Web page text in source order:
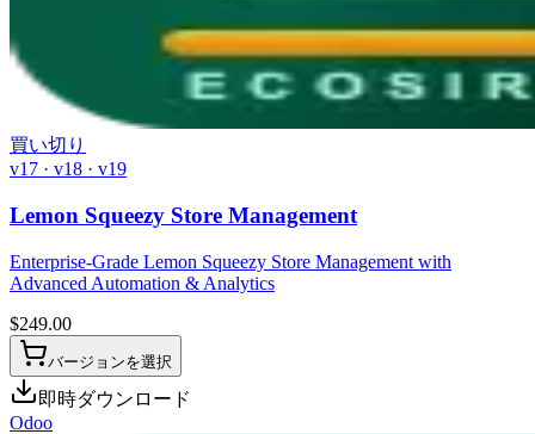
買い切り
v17 · v18 · v19
Lemon Squeezy Store Management
Enterprise-Grade Lemon Squeezy Store Management with
Advanced Automation & Analytics
$249.00
バージョンを選択
即時ダウンロード
Odoo